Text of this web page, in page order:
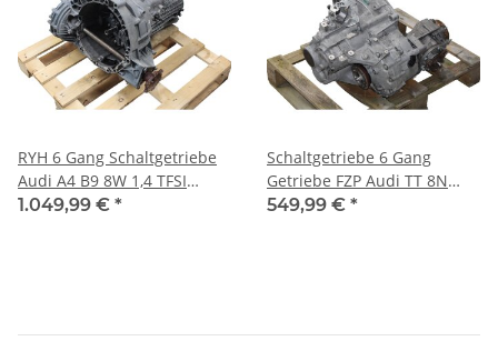
RYH 6 Gang Schaltgetriebe
Audi A4 B9 8W 1,4 TFSI
110kW-150PS 85Tkm
1.049,99 € *
Schaltgetriebe 6 Gang
Getriebe FZP Audi TT 8N
quattro 1,8 Turbo
549,99 € *